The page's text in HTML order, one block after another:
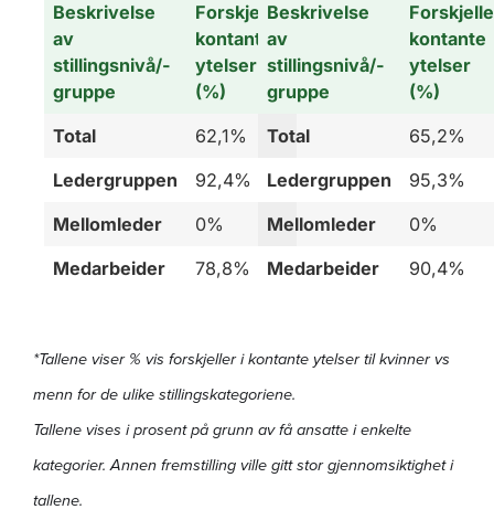
Beskrivelse
av
stillingsnivå/-
gruppe
Forskjeller
kontante
ytelser
(%)
Total
62,1%
Ledergruppen
92,4%
Mellomleder
0%
Medarbeider
78,8%
Beskrivelse
av
stillingsnivå/-
gruppe
kontante
ytelser
(%)
Total
65,2%
Ledergruppen
95,3%
Mellomleder
0%
Medarbeider
90,4%
*Tallene viser % vis forskjeller i kontante ytelser til kvinner vs
menn for de ulike stillingskategoriene.
Tallene vises i prosent på grunn av få ansatte i enkelte
kategorier. Annen fremstilling ville gitt stor gjennomsiktighet i
tallene.